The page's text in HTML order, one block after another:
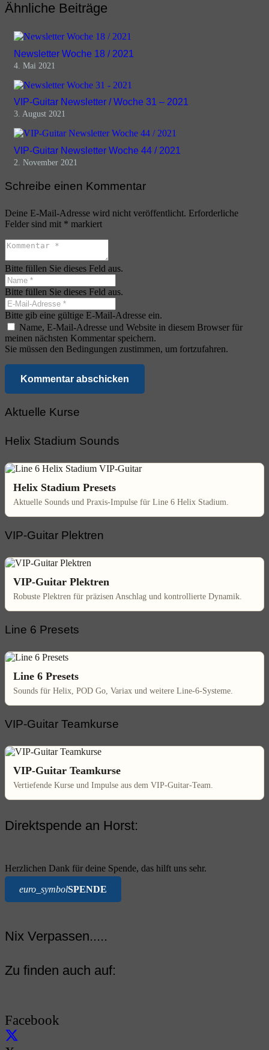
Ähnliche Beiträge
Newsletter Woche 18 / 2021
4. Mai 2021
VIP-Guitar Newsletter / Woche 31 – 2021
3. August 2021
VIP-Guitar Newsletter Woche 44 / 2021
2. November 2021
Schreibe einen Kommentar
Deine E-Mail-Adresse wird nicht veröffentlicht. Erforderliche
Felder sind mit * markiert
Bitte füllen Sie dieses Feld aus.
Bitte füllen Sie dieses Feld aus.
Bitte gib eine gültige E-Mail-Adresse ein.
Name, E-Mail-Adresse und Website in diesem Browser für
meinen nächsten Kommentar speichern.
Sie müssen den Bedingungen zustimmen, um fortzufahren.
Kommentar abschicken
Aktuelle Kurse
Helix Stadium Sounds
Helix Stadium Presets
Aktuelle Sounds und Praxis-Impulse für Line 6 Helix Stadium.
VIP-Guitar Plektren
VIP-Guitar Plektren
Robuste Plektren für präzisen Anschlag und kontrollierte Dynamik.
Line 6 Presets
Line 6 Presets
Sounds für Helix, POD Go, Variax und weitere Line-6-Systeme.
VIP-Guitar Teamkurse
VIP-Guitar Teamkurse
Vertiefende Kurse und Impulse aus dem VIP-Guitar-Team.
Direktspende an Horst:
Herzlichen Dank für deine Spende, das hilft uns sehr.
euro_symbolSPENDE
Nix Verpassen.....
Zu finden auch auf:
Facebook